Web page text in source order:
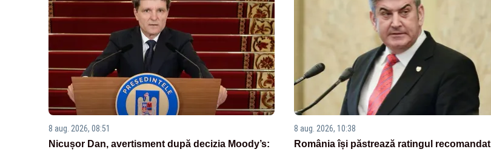
8 aug. 2026, 08:51
Nicușor Dan, avertisment după decizia Moody’s:
8 aug. 2026, 10:38
România își păstrează ratingul recomandat